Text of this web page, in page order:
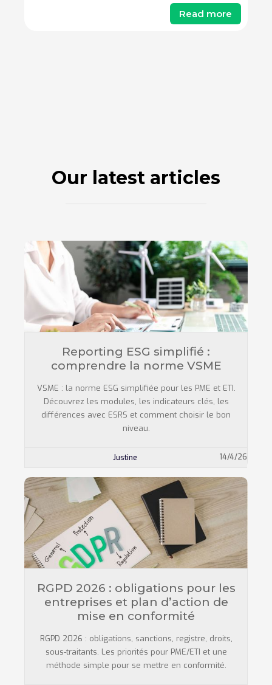
Read more
Our latest articles
Reporting ESG simplifié :
comprendre la norme VSME
VSME : la norme ESG simplifiée pour les PME et ETI.
Découvrez les modules, les indicateurs clés, les
différences avec ESRS et comment choisir le bon
niveau.
Justine 14/4/26
RGPD 2026 : obligations pour les
entreprises et plan d’action de
mise en conformité
RGPD 2026 : obligations, sanctions, registre, droits,
sous-traitants. Les priorités pour PME/ETI et une
méthode simple pour se mettre en conformité.